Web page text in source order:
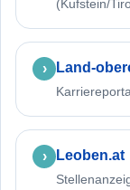
(Kufstein/
Land-
Leoben.at